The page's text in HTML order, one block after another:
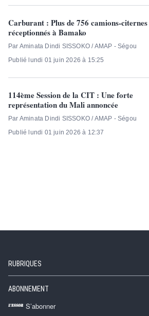
Carburant : Plus de 756 camions-citernes
réceptionnés à Bamako
Par Aminata Dindi SISSOKO / AMAP - Ségou
Publié lundi 01 juin 2026 à 15:25
114ème Session de la CIT : Une forte
représentation du Mali annoncée
Par Aminata Dindi SISSOKO / AMAP - Ségou
Publié lundi 01 juin 2026 à 12:37
RUBRIQUES
ABONNEMENT
S’abonner